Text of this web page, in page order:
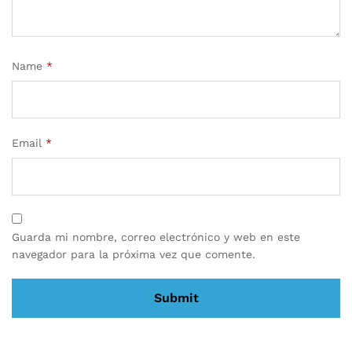
Name *
Email *
Guarda mi nombre, correo electrónico y web en este
navegador para la próxima vez que comente.